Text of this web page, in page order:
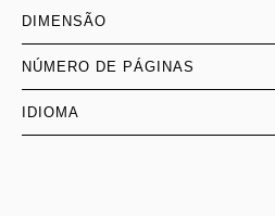
DIMENSÃO
NÚMERO DE PÁGINAS
IDIOMA